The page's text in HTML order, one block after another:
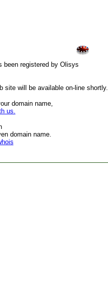
been registered by Olisys
site will be available on-line shortly.
domain name,
us.
domain name.